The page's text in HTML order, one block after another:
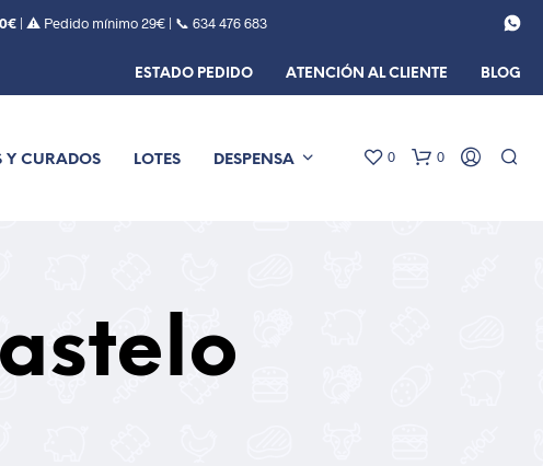
| ⚠️ Pedido mínimo 29€ | 📞 634 476 683
ESTADO PEDIDO ATENCIÓN AL CLIENTE BLOG
Y CURADOS LOTES DESPENSA 0 0